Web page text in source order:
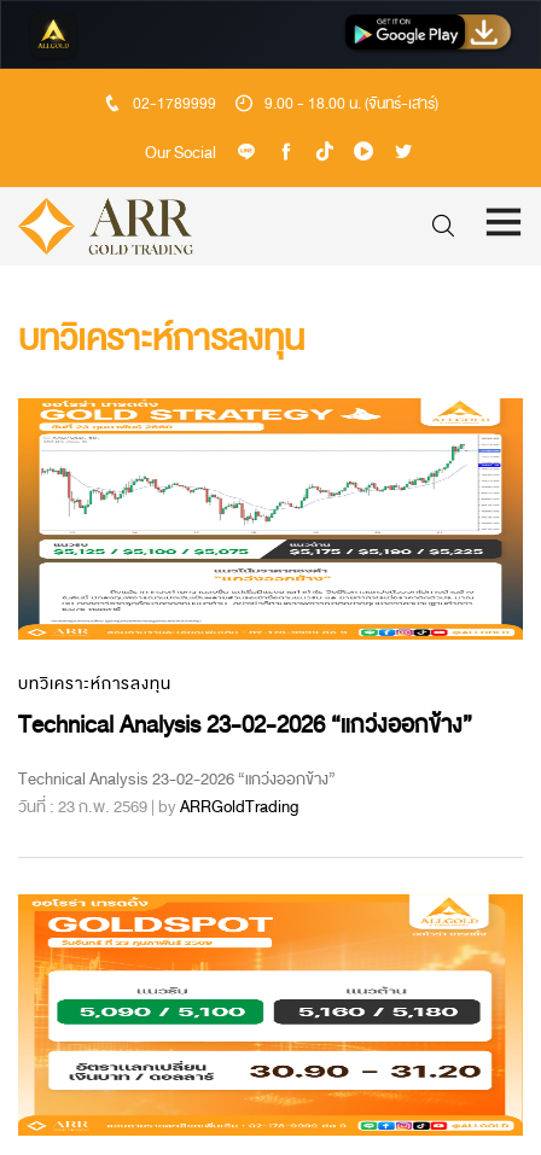
02-1789999 9.00 - 18.00 น. (จันทร์-เสาร์)
Our Social
บทวิเคราะห์การลงทุน
บทวิเคราะห์การลงทุน
Technical Analysis 23-02-2026 “แกว่งออกข้าง”
Technical Analysis 23-02-2026 “แกว่งออกข้าง”
วันที่ : 23 ก.พ. 2569 | byARRGoldTrading